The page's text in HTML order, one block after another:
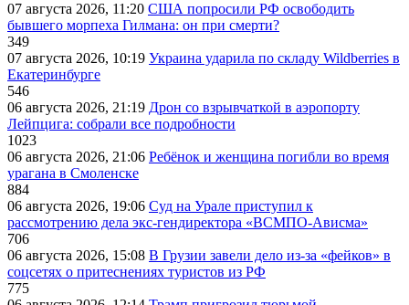
07 августа 2026, 11:20 США попросили РФ освободить
бывшего морпеха Гилмана: он при смерти?
349
07 августа 2026, 10:19 Украина ударила по складу Wildberries в
Екатеринбурге
546
06 августа 2026, 21:19 Дрон со взрывчаткой в аэропорту
Лейпцига: собрали все подробности
1023
06 августа 2026, 21:06 Ребёнок и женщина погибли во время
урагана в Смоленске
884
06 августа 2026, 19:06 Суд на Урале приступил к
рассмотрению дела экс-гендиректора «ВСМПО-Ависма»
706
06 августа 2026, 15:08 В Грузии завели дело из-за «фейков» в
соцсетях о притеснениях туристов из РФ
775